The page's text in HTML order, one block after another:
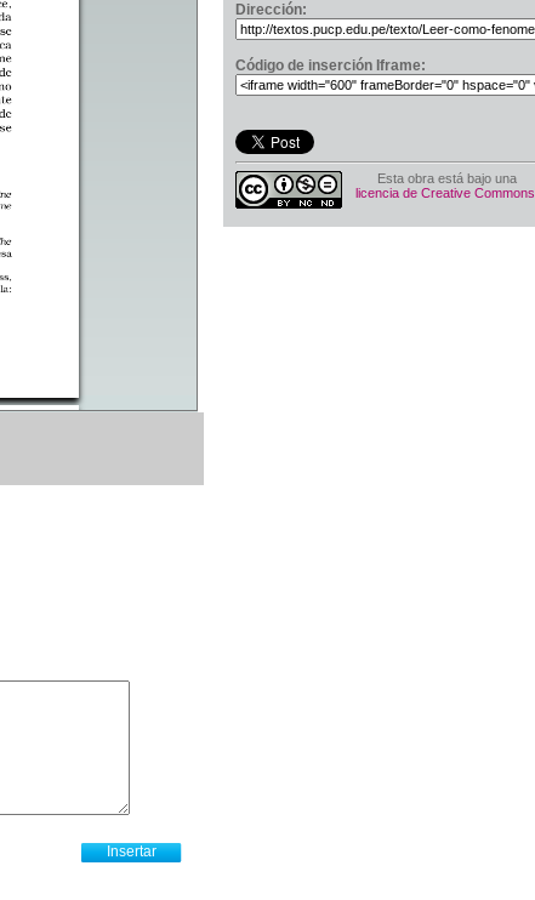
Dirección:
Código de inserción Iframe:
Esta obra está bajo una
licencia de Creative Commons